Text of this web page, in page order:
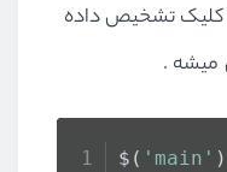
کلیک تشخیص داده
$( 'main'